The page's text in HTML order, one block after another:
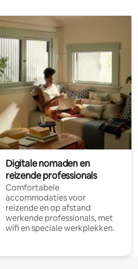
Digitale nomaden en
reizende professionals
Comfortabele
accommodaties voor
reizende en op afstand
werkende professionals, met
wifi en speciale werkplekken.